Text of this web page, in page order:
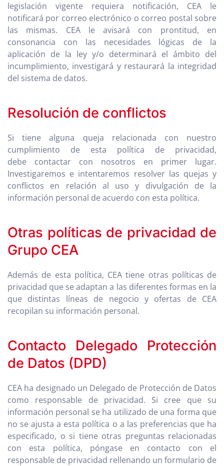
legislación vigente requiera notificación, CEA le
notificará por correo electrónico o correo postal sobre
las mismas. CEA le avisará con prontitud, en
consonancia con las necesidades lógicas de la
aplicación de la ley y/o determinará el ámbito del
incumplimiento, investigará y restaurará la integridad
del sistema de datos.
Resolución de conflictos
Si tiene alguna queja relacionada con nuestro
cumplimiento de esta política de privacidad,
debe contactar con nosotros en primer lugar.
Investigaremos e intentaremos resolver las quejas y
conflictos en relación al uso y divulgación de la
información personal de acuerdo con esta política.
Otras políticas de privacidad de
Grupo CEA
Además de esta política, CEA tiene otras políticas de
privacidad que se adaptan a las diferentes formas en la
que distintas líneas de negocio y ofertas de CEA
recopilan su información personal.
Contacto Delegado Protección
de Datos (DPD)
CEA ha designado un Delegado de Protección de Datos
como responsable de privacidad. Si cree que su
información personal se ha utilizado de una forma que
no se ajusta a esta política o a las preferencias que ha
especificado, o si tiene otras preguntas relacionadas
con esta política, póngase en contacto con el
responsable de privacidad rellenando un formulario de